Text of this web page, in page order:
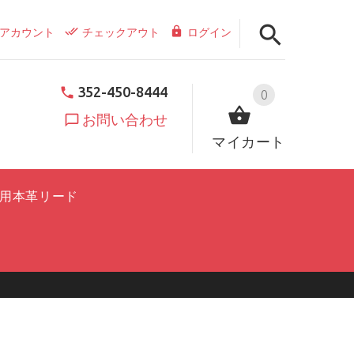
カウント チェックアウト ログイン
0
マイカート
352-450-8444
お問い合わせ
本革リード